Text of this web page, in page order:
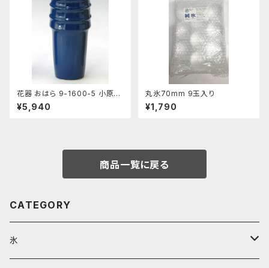
花器 おはら 9-1600-5 小原投
入 ナマコ 花瓶 フラワーベース
¥5,940
丸氷70mm 9玉入り
¥1,790
商品一覧に戻る
CATEGORY
氷